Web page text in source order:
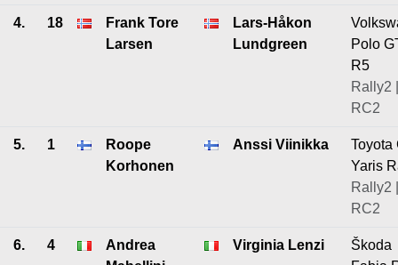
4. 18
Frank Tore
Larsen
Lars-Håkon
Lundgreen
Polo
R5
Rally2 |
RC2
5. 1
Roope
Korhonen
Anssi Viinikka
Toyota
Yaris
Rally2 |
RC2
6. 4
Andrea
Virginia Lenzi
Škoda